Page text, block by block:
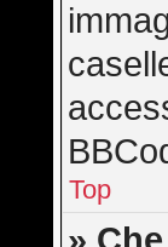
Top